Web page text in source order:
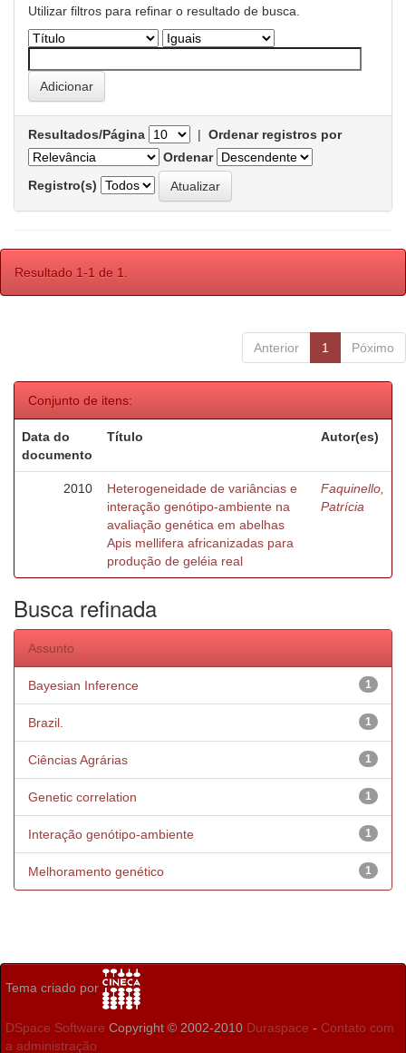
Utilizar filtros para refinar o resultado de busca.
Resultados/Página | Ordenar registros por
Ordenar
Registro(s)
Resultado 1-1 de 1.
Anterior 1 Póximo
Conjunto de itens:
Data do
documento
Título Autor(es)
2010
Heterogeneidade de variâncias e
interação genótipo-ambiente na
avaliação genética em abelhas
Apis mellifera africanizadas para
produção de geléia real
Faquinello,
Patrícia
Busca refinada
Assunto
1
Bayesian Inference
1
Brazil.
1
Ciências Agrárias
1
Genetic correlation
1
Interação genótipo-ambiente
1
Melhoramento genético
Tema criado por
DSpace Software Copyright © 2002-2010 Duraspace - Contato com
a administração